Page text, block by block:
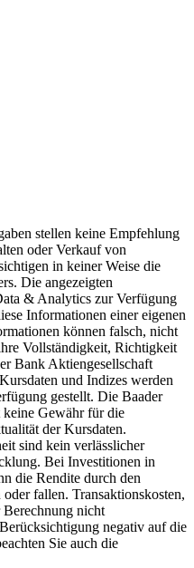
stellen keine Empfehlung
oder Verkauf von
in keiner Weise die
Die angezeigten
& Analytics zur Verfügung
Informationen einer eigenen
können falsch, nicht
Vollständigkeit, Richtigkeit
Bank Aktiengesellschaft
und Indizes werden
gestellt. Die Baader
Gewähr für die
der Kursdaten.
sind kein verlässlicher
Bei Investitionen in
die Rendite durch den
fallen. Transaktionskosten,
nicht
negativ auf die
Sie auch die